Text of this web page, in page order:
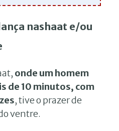
nashaat e/ou
onde um homem
de 10 minutos, com
, tive o prazer de
ventre.